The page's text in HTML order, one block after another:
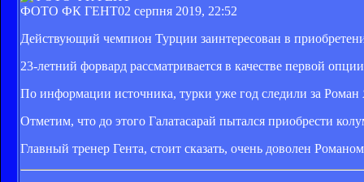
ФОТО ФК ГЕНТ02 серпня 2019, 22:52
Действующий чемпион Турции заинтересован в
23-летний форвард рассматривается в качестве первой
По информации источника, турки уже год следили за
Отметим, что до этого Галатасарай пытался приобрести
Главный тренер Гента, стоит сказать, очень доволен